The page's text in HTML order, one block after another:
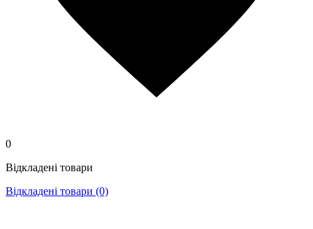
0
Відкладені товари
Відкладені товари (0)